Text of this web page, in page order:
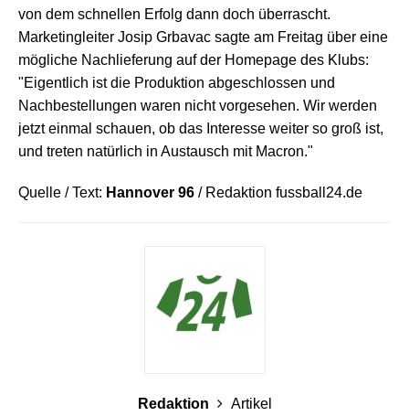
von dem schnellen Erfolg dann doch überrascht.
Marketingleiter Josip Grbavac sagte am Freitag über eine
mögliche Nachlieferung auf der Homepage des Klubs:
"Eigentlich ist die Produktion abgeschlossen und
Nachbestellungen waren nicht vorgesehen. Wir werden
jetzt einmal schauen, ob das Interesse weiter so groß ist,
und treten natürlich in Austausch mit Macron."
Quelle / Text: Hannover 96 / Redaktion fussball24.de
Redaktion Artikel